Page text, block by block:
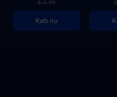
$ 4.99
Køb nu